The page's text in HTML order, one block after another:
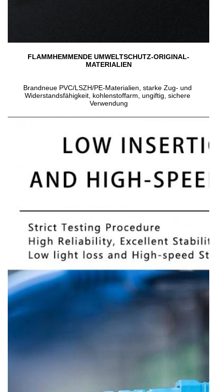
FLAMMHEMMENDE UMWELTSCHUTZ-ORIGINAL-
MATERIALIEN
Brandneue PVC/LSZH/PE-Materialien, starke Zug- und
Widerstandsfähigkeit, kohlenstoffarm, ungiftig, sichere
Verwendung